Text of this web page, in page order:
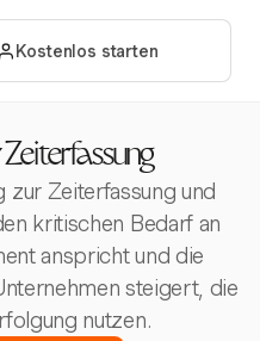
Kostenlos starten
zur Zeiterfassung und
kritischen Bedarf an
anspricht und die
steigert, die
nutzen.